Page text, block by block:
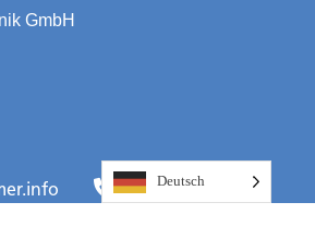
GmbH
+43-6235-6655-0
Deutsch